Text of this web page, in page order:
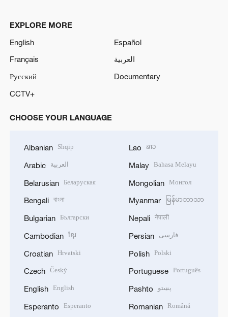
EXPLORE MORE
English
Español
Français
العربية
Русский
Documentary
CCTV+
CHOOSE YOUR LANGUAGE
Albanian Shqip
Arabic العربية
Belarusian Беларуская
Bengali বাংলা
Bulgarian Български
Cambodian ខ្មែរ
Croatian Hrvatski
Czech Český
English English
Esperanto Esperanto
Lao ລາວ
Malay Bahasa Melayu
Mongolian Монгол
Myanmar မြန်မာဘာသာ
Nepali नेपाली
Persian فارسی
Polish Polski
Portuguese Português
Pashto پښتو
Romanian Română